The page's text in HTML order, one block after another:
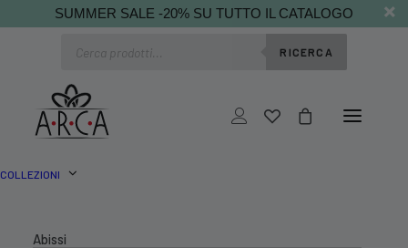
SUMMER SALE -20% SU TUTTO IL CATALOGO
RICERCA
COLLEZIONI
Abissi